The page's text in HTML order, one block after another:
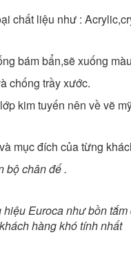
chất liệu như :
bám bẩn,sẽ xuống
chống trầy xước.
kim tuyến nên về vẽ
mục đích của từng
bộ chân đế .
Euroca như bồn
hàng khó tính nhất